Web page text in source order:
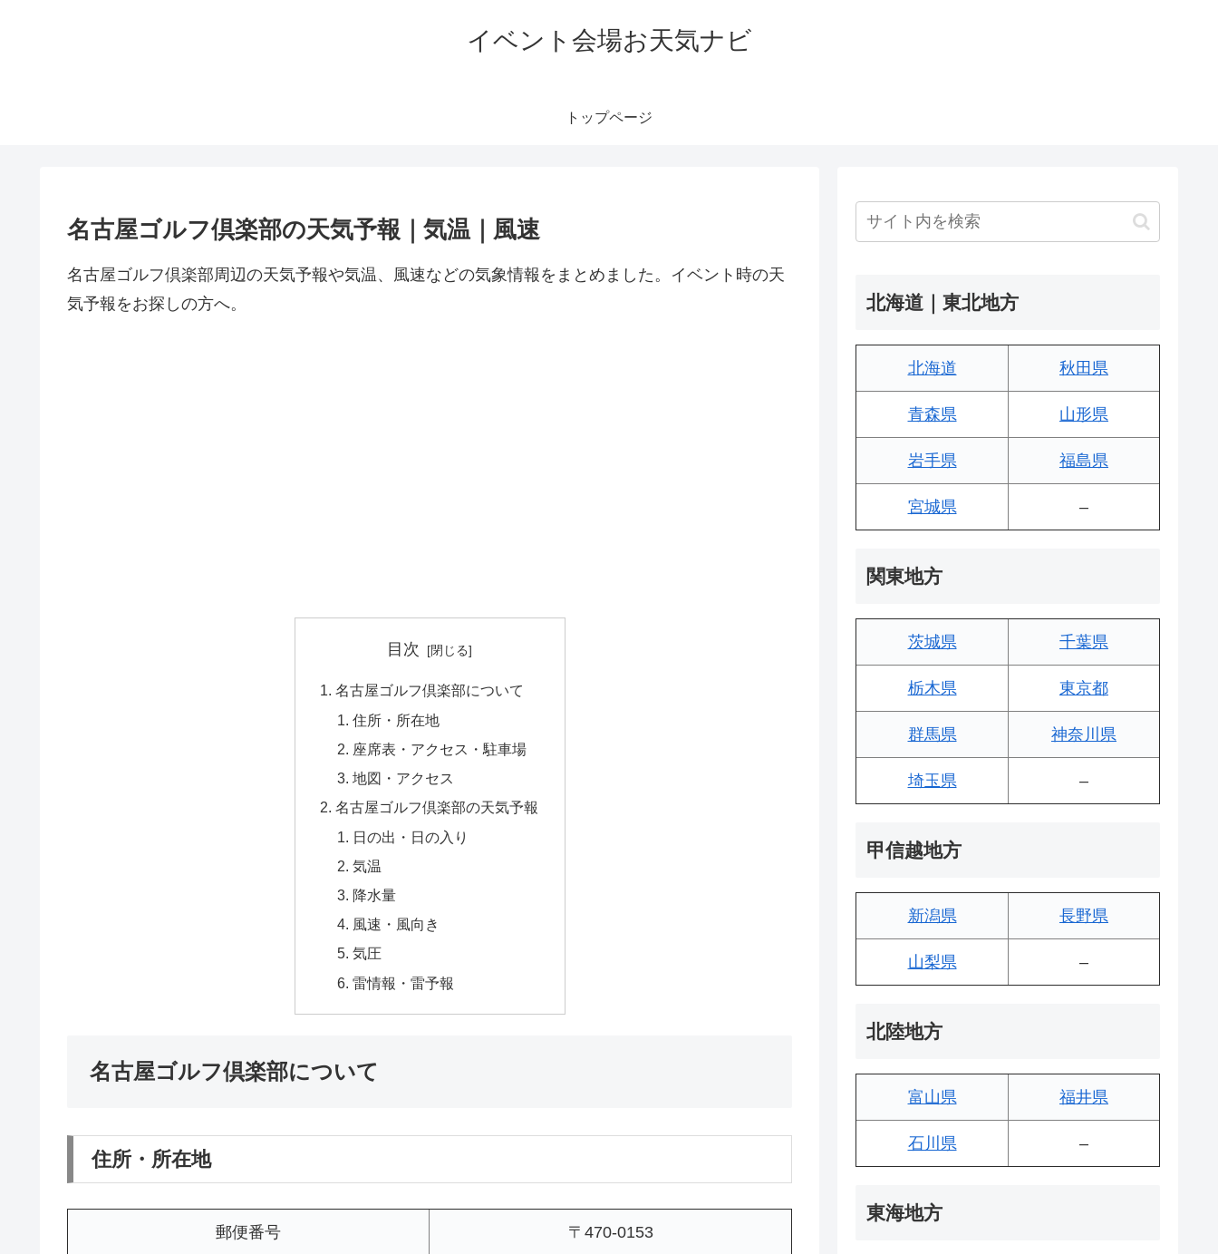
イベント会場お天気ナビ
トップページ
名古屋ゴルフ倶楽部の天気予報｜気温｜風速
名古屋ゴルフ倶楽部周辺の天気予報や気温、風速などの気象情報をまとめました。イベント時の天
気予報をお探しの方へ。
目次
名古屋ゴルフ倶楽部について
住所・所在地
座席表・アクセス・駐車場
地図・アクセス
名古屋ゴルフ倶楽部の天気予報
日の出・日の入り
気温
降水量
風速・風向き
気圧
雷情報・雷予報
名古屋ゴルフ倶楽部について
住所・所在地
郵便番号 〒470-0153
北海道｜東北地方
北海道 秋田県
青森県 山形県
岩手県 福島県
宮城県 –
関東地方
茨城県 千葉県
栃木県 東京都
群馬県 神奈川県
埼玉県 –
甲信越地方
新潟県 長野県
山梨県 –
北陸地方
富山県 福井県
石川県 –
東海地方